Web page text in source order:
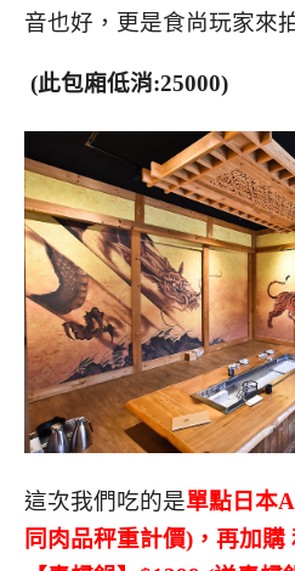
音也好，更是食尚玩家來
(此包廂低消:25000)
這次我們吃的是單點日本
同肉品秤重計價)，再加購